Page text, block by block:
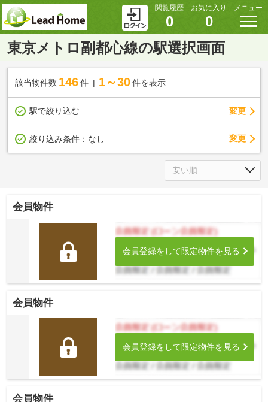
閲覧履歴
0
お気に入り
0
メニュー
東京メトロ副都心線の駅選択画面
該当物件数 146件 1～30 件を表示
駅で絞り込む 変更
絞り込み条件： なし 変更
会員物件
会員登録をして限定物件を見る
会員物件
会員登録をして限定物件を見る
会員物件